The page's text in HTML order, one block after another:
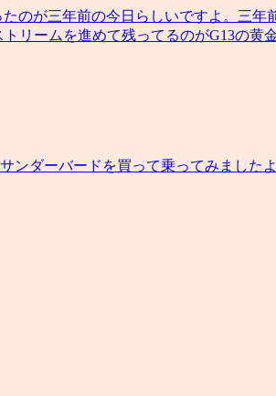
のが三年前の今日らしいですよ。三年
リームを進めて残ってるのがG13の黄
ンダーバードを買って乗ってみましたよ